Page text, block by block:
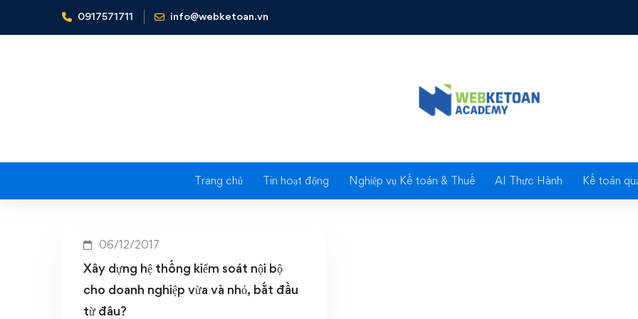
0917571711 info@webketoan.vn
Trang chủ Tin hoạt động Nghiệp vụ Kế toán & Thuế AI Thực Hành Kế toán
Home Xây dựng hệ thống kiểm soát nội bộ cho doanh nghiệp vừa và nhỏ
cho doanh nghiệp vừa và
06/12/2017
Xây dựng hệ thống kiểm soát nội bộ
cho doanh nghiệp vừa và nhỏ, bắt đầu
từ đâu?